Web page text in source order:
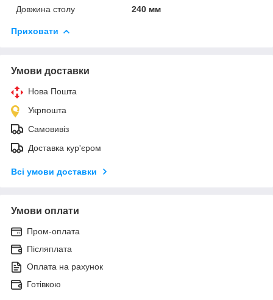
Довжина столу
240 мм
Приховати
Умови доставки
Нова Пошта
Укрпошта
Самовивіз
Доставка кур'єром
Всі умови доставки
Умови оплати
Пром-оплата
Післяплата
Оплата на рахунок
Готівкою